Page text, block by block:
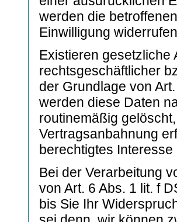
werden die
Einwilligung
Existieren gesetzliche
rechtsgeschäftlicher
der Grundlage von
werden diese Daten
routinemäßig
Vertragsanbahnung
berechtigtes
Bei der Verarbeitung
von Art. 6 Abs. 1 lit. f
bis Sie Ihr